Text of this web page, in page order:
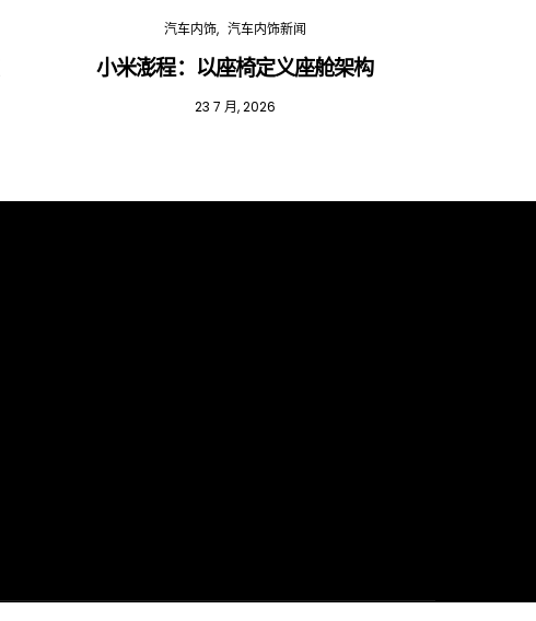
汽车内饰 汽车内饰新闻
小米澎程：以座椅定义座舱架构
23 7 月, 2026